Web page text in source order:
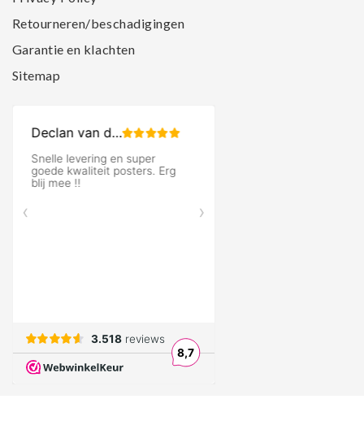
Retourneren/beschadigingen
Garantie en klachten
Sitemap